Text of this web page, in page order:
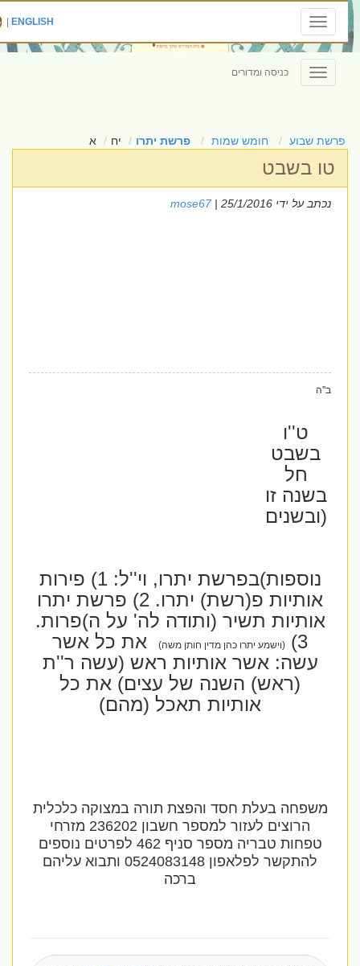
Toggle
navigation
ENGLISH
|
Toggle
navigation
כניסה ומדורים
פרשת שבוע חומש שמות פרשת יתרו יח א
טו בשבט
נכתב על ידי mose67| 25/1/2016
ב''ה
ט''ו
בשבט
חל
בשנה זו
(ובשנים
נוספות)בפרשת יתרו, וי''ל: 1) פירות
אותיות פ(רשת) יתרו. 2) פרשת יתרו
אותיות תשיר (ותודה לה' על ה)פרות.
(וישמע יתרו כהן מדין חותן משה)את כל אשר
עשה: אשר אותיות ראש ( עשהר''ת
(ראש)השנה של עצים) את כל
אותיותתאכל (מהם)
משפחה בעלת חסד והפצת תורה במצוקה כלכלית
הרוצים לעזור למספר חשבון 236202 מזרחי
טפחות טבריה מספר סניף 462 לפרטים נוספים
להתקשר לפלאפון 0524083148 ותבוא עליהם
ברכה